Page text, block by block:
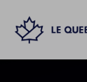
contenu